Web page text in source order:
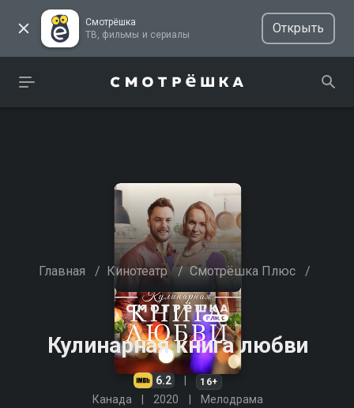
Смотрёшка
ТВ, фильмы и сериалы
Открыть
Главная / Кинотеатр / Смотрёшка Плюс /
Кулинарная книга любви
6.2 16+
Канада 2020 Мелодрама